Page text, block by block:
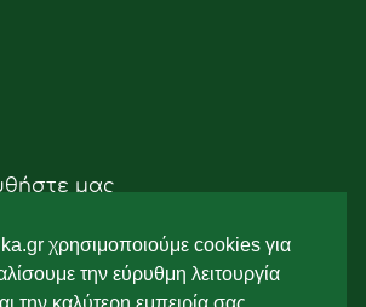
χρησιμοποιούμε cookies για
την εύρυθμη λειτουργία
μας